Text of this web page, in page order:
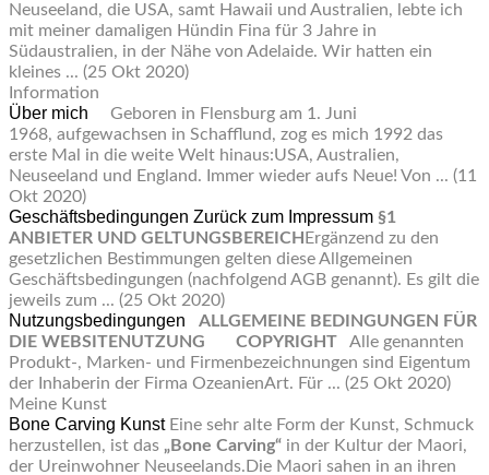
Neuseeland, die USA, samt Hawaii und Australien, lebte ich
mit meiner damaligen Hündin Fina für 3 Jahre in
Südaustralien, in der Nähe von Adelaide. Wir hatten ein
kleines ... (25 Okt 2020)
Information
Über mich
Geboren in Flensburg am 1. Juni
1968, aufgewachsen in Schafflund, zog es mich 1992 das
erste Mal in die weite Welt hinaus:USA, Australien,
Neuseeland und England. Immer wieder aufs Neue! Von ... (11
Okt 2020)
Geschäftsbedingungen Zurück zum Impressum §1
ANBIETER UND GELTUNGSBEREICH Ergänzend zu den
gesetzlichen Bestimmungen gelten diese Allgemeinen
Geschäftsbedingungen (nachfolgend AGB genannt). Es gilt die
jeweils zum ... (25 Okt 2020)
Nutzungsbedingungen
ALLGEMEINE BEDINGUNGEN FÜR
DIE WEBSITENUTZUNG
COPYRIGHT Alle genannten
Produkt-, Marken- und Firmenbezeichnungen sind Eigentum
der Inhaberin der Firma OzeanienArt. Für ... (25 Okt 2020)
Meine Kunst
Bone Carving Kunst Eine sehr alte Form der Kunst, Schmuck
herzustellen, ist das „Bone Carving“ in der Kultur der Maori,
der Ureinwohner Neuseelands.Die Maori sahen in an ihren